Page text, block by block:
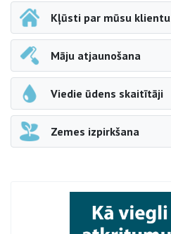
Kļūsti par mūsu klientu
Māju atjaunošana
Viedie ūdens skaitītāji
Zemes izpirkšana